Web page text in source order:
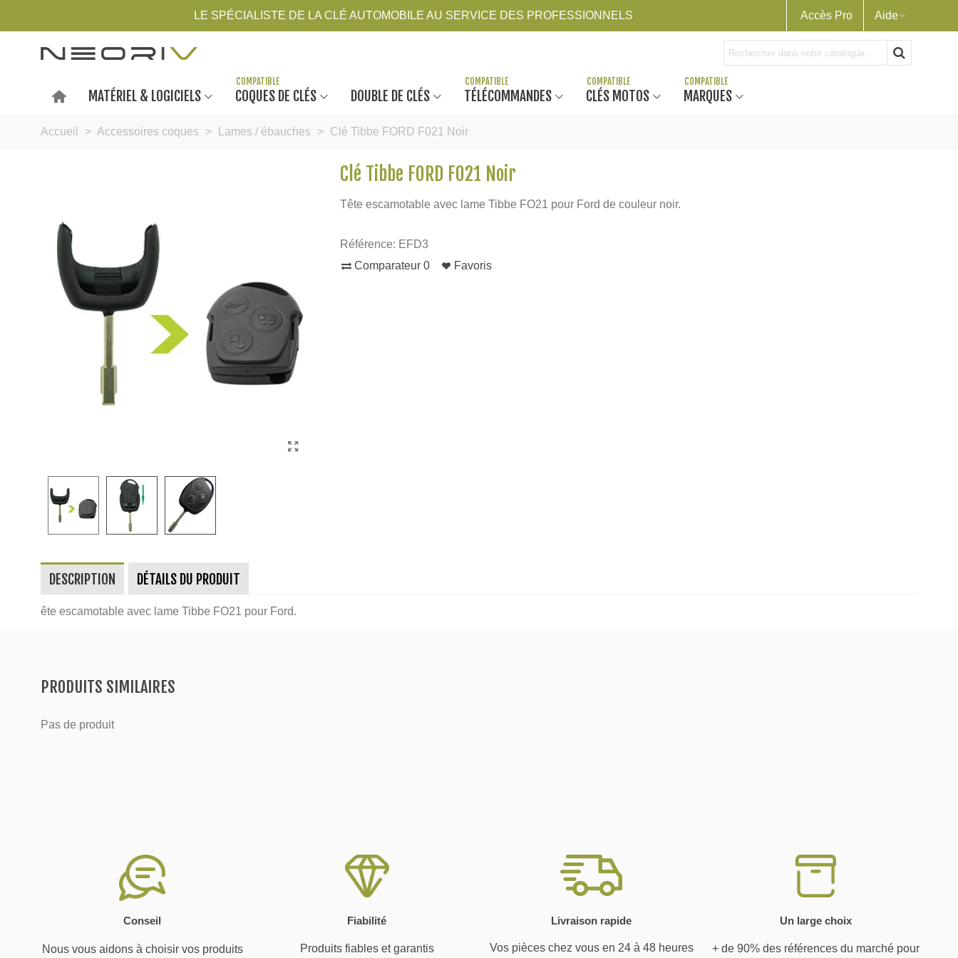
LE SPÉCIALISTE DE LA CLÉ AUTOMOBILE AU SERVICE DES PROFESSIONNELS Accès Pro Aide
MATÉRIEL & LOGICIELS COQUES DE CLÉS DOUBLE DE CLÉS TÉLÉCOMMANDES CLÉS MOTOS MARQUES
Accueil > Accessoires coques > Lames / ébauches > Clé Tibbe FORD F021 Noir
Clé Tibbe FORD F021 Noir
Tête escamotable avec lame Tibbe FO21 pour Ford de couleur noir.
Référence: EFD3
Comparateur 0 Favoris
DESCRIPTION DÉTAILS DU PRODUIT
ête escamotable avec lame Tibbe FO21 pour Ford.
PRODUITS SIMILAIRES
Pas de produit
Conseil Fiabilité Livraison rapide Un large choix
Nous vous aidons à choisir vos produits Produits fiables et garantis Vos pièces chez vous en 24 à 48 heures + de 90% des références du marché pour